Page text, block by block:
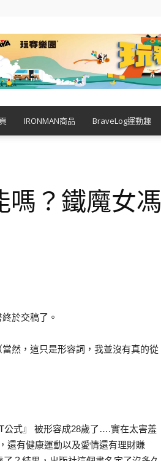
IRONMAN商品 BraveLog運動趣
嗎？鐵魔女馮
於交稿了。
然，這只是形容詞，我並沒有真的從
公式』 被形容成28歲了….實在太害羞
還有健康運動以及愛情還有理財賺